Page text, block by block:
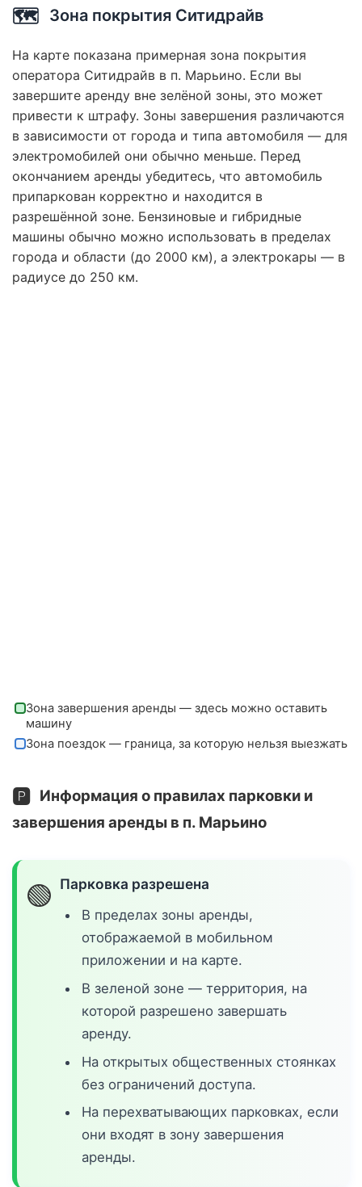
🗺️ Зона покрытия Ситидрайв
На карте показана примерная зона покрытия
оператора Ситидрайв в п. Марьино. Если вы
завершите аренду вне зелёной зоны, это может
привести к штрафу. Зоны завершения различаются
в зависимости от города и типа автомобиля — для
электромобилей они обычно меньше. Перед
окончанием аренды убедитесь, что автомобиль
припаркован корректно и находится в
разрешённой зоне. Бензиновые и гибридные
машины обычно можно использовать в пределах
города и области (до 2000 км), а электрокары — в
радиусе до 250 км.
Зона завершения аренды — здесь можно оставить
машину
Зона поездок — граница, за которую нельзя выезжать
🅿️ Информация о правилах парковки и
завершения аренды в п. Марьино
🟢 Парковка разрешена
В пределах зоны аренды,
отображаемой в мобильном
приложении и на карте.
В зеленой зоне — территория, на
которой разрешено завершать
аренду.
На открытых общественных стоянках
без ограничений доступа.
На перехватывающих парковках, если
они входят в зону завершения
аренды.